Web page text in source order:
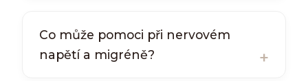
Co může pomoci při nervovém
napětí a migréně?